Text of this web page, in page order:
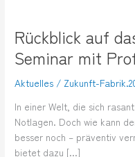
Rückblick auf
Seminar mit
Aktuelles / Zukunft-
In einer Welt, die sich
Notlagen. Doch wie kann
besser noch – präventiv
bietet dazu […]
das
ZF.2050
Brownbag
Seminar
Prof.
Georg
Cremer